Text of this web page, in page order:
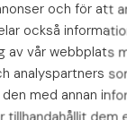
och för att
också
av vår webbplats
analyspartners
med annan